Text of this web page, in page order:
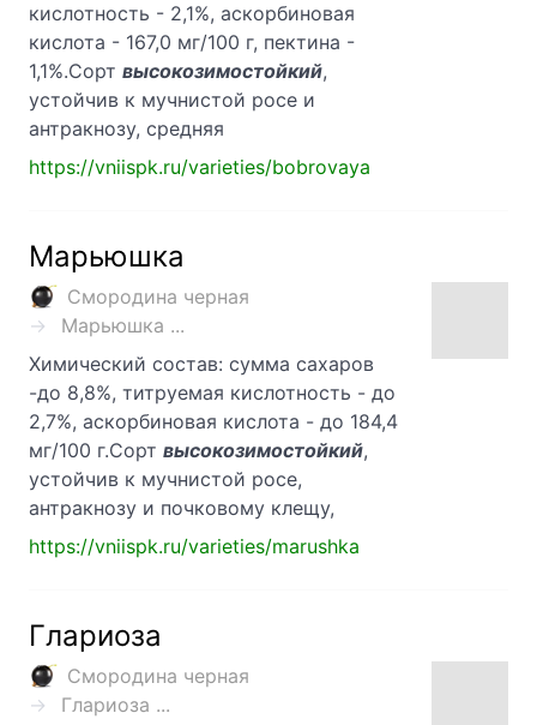
кислотность - 2,1%, аскорбиновая
кислота - 167,0 мг/100 г, пектина -
1,1%.Сорт высокозимостойкий,
устойчив к мучнистой росе и
антракнозу, средняя
https://vniispk.ru/varieties/bobrovaya
Марьюшка
Смородина черная
Марьюшка ...
Химический состав: сумма сахаров
-до 8,8%, титруемая кислотность - до
2,7%, аскорбиновая кислота - до 184,4
мг/100 г.Сорт высокозимостойкий,
устойчив к мучнистой росе,
антракнозу и почковому клещу,
https://vniispk.ru/varieties/marushka
Глариоза
Смородина черная
Глариоза ...